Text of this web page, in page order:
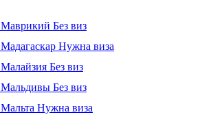
Маврикий Без виз
Мадагаскар Нужна виза
Малайзия Без виз
Мальдивы Без виз
Мальта Нужна виза